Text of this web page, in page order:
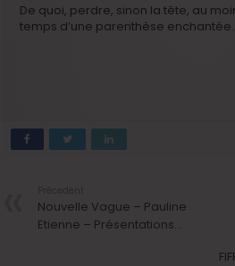
De quoi, perdre, sinon la tête, au
temps d’une parenthèse enchantée.
Nouvelle Vague – Pauline
Etienne – Présentations…